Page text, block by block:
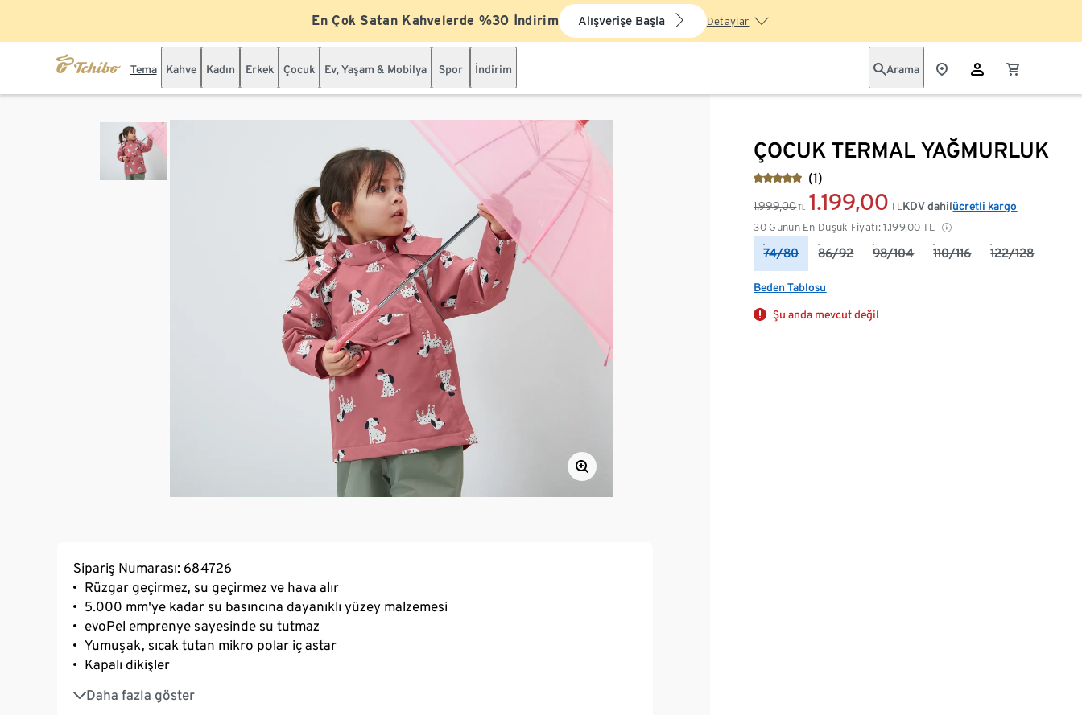
En Çok Satan Kahvelerde %30 İndirim Alışverişe Başla Detaylar
Tema Kahve Kadın Erkek Çocuk Ev, Yaşam & Mobilya Spor İndirim Arama
ÇOCUK TERMAL YAĞMURLUK
(1)
1.999,00 TL 1.199,00 TL
30 Günün En Düşük Fiyatı: 1.199,00 TL
KDV dahilücretli kargo
74/80 86/92 98/104 110/116 122/128
Beden Tablosu
Şu anda mevcut değil
Sipariş Numarası: 684726
Rüzgar geçirmez, su geçirmez ve hava alır
5.000 mm'ye kadar su basıncına dayanıklı yüzey malzemesi
evoPel emprenye sayesinde su tutmaz
Yumuşak, sıcak tutan mikro polar iç astar
Kapalı dikişler
Daha fazla göster
Çıkarılabilir kapüşon ve yumuşak ribana manşetli
Yazı yazılabilen isim etiketi